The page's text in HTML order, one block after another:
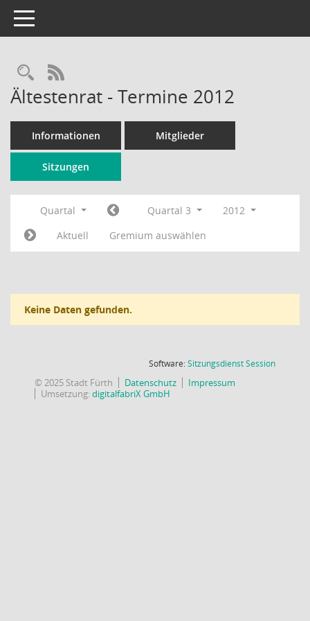
Toggle navigation
Rechercheauswahl
RSS-Feed
Ältestenrat - Termine 2012
Informationen Mitglieder
Sitzungen
Quartal Quartal 3
2012
Aktuell
Gremium auswählen
Keine Daten gefunden.
Software:SitzungsdienstSession(Wird in
© 2025 Stadt Fürth Datenschutz
Impressum
Umsetzung:digitalfabriX GmbH